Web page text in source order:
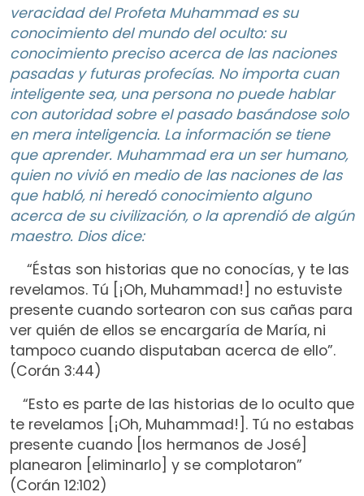
veracidad del Profeta Muhammad es su
conocimiento del mundo del oculto: su
conocimiento preciso acerca de las naciones
pasadas y futuras profecías. No importa cuan
inteligente sea, una persona no puede hablar
con autoridad sobre el pasado basándose solo
en mera inteligencia. La información se tiene
que aprender. Muhammad era un ser humano,
quien no vivió en medio de las naciones de las
que habló, ni heredó conocimiento alguno
acerca de su civilización, o la aprendió de algún
maestro. Dios dice:
“Éstas son historias que no conocías, y te las
revelamos. Tú [¡Oh, Muhammad!] no estuviste
presente cuando sortearon con sus cañas para
ver quién de ellos se encargaría de María, ni
tampoco cuando disputaban acerca de ello”.
(Corán 3:44)
“Esto es parte de las historias de lo oculto que
te revelamos [¡Oh, Muhammad!]. Tú no estabas
presente cuando [los hermanos de José]
planearon [eliminarlo] y se complotaron”
(Corán 12:102)